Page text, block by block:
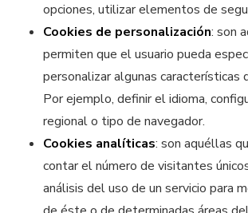
opciones, utilizar elementos de
Cookies de personalización: son
permiten que el usuario pueda
personalizar algunas características
Por ejemplo, definir el idioma,
regional o tipo de navegador.
Cookies analíticas: son aquéllas
contar el número de visitantes
análisis del uso de un servicio para